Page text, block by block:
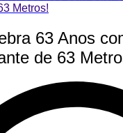
Metros!
63 Anos
de 63